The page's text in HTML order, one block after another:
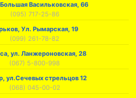
Васильковская, 66
(095) 717-25-86
Ул. Рымарская, 19
(099) 261-78-82
ул. Ланжероновская, 28
(067) 5-800-998
ул.Сечевых стрельцов 12
(068) 045-00-02